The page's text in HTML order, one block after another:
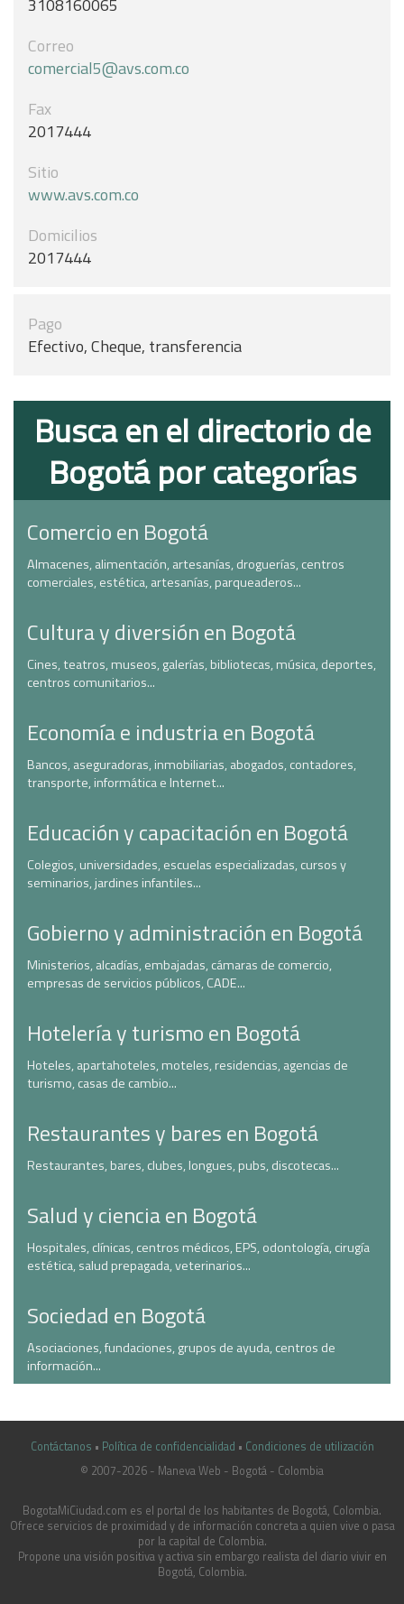
3108160065
Correo
comercial5@avs.com.co
Fax
2017444
Sitio
www.avs.com.co
Domicilios
2017444
Pago
Efectivo, Cheque, transferencia
Busca en el directorio de
Bogotá por categorías
Comercio en Bogotá
Almacenes, alimentación, artesanías, droguerías, centros
comerciales, estética, artesanías, parqueaderos...
Cultura y diversión en Bogotá
Cines, teatros, museos, galerías, bibliotecas, música, deportes,
centros comunitarios...
Economía e industria en Bogotá
Bancos, aseguradoras, inmobiliarias, abogados, contadores,
transporte, informática e Internet...
Educación y capacitación en Bogotá
Colegios, universidades, escuelas especializadas, cursos y
seminarios, jardines infantiles...
Gobierno y administración en Bogotá
Ministerios, alcadías, embajadas, cámaras de comercio,
empresas de servicios públicos, CADE...
Hotelería y turismo en Bogotá
Hoteles, apartahoteles, moteles, residencias, agencias de
turismo, casas de cambio...
Restaurantes y bares en Bogotá
Restaurantes, bares, clubes, longues, pubs, discotecas...
Salud y ciencia en Bogotá
Hospitales, clínicas, centros médicos, EPS, odontología, cirugía
estética, salud prepagada, veterinarios...
Sociedad en Bogotá
Asociaciones, fundaciones, grupos de ayuda, centros de
información...
Contáctanos • Política de confidencialidad • Condiciones de utilización
© 2007-2026 - Maneva Web - Bogotá - Colombia
casinoluck.ca
BogotaMiCiudad.com es el portal de los habitantes de Bogotá, Colombia.
Ofrece servicios de proximidad y de información concreta a quien vive o pasa
por la capital de Colombia.
Propone una visión positiva y activa sin embargo realista del diario vivir en
Bogotá, Colombia.